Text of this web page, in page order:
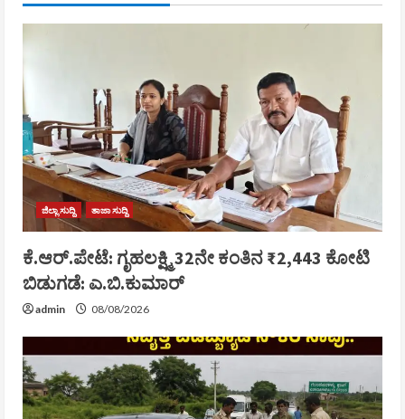
ಜಿಲ್ಲಾ ಸುದ್ದಿ ತಾಜಾ ಸುದ್ದಿ
ಕೆ.ಆರ್.ಪೇಟೆ: ಗೃಹಲಕ್ಷ್ಮಿ 32ನೇ ಕಂತಿನ ₹2,443 ಕೋಟಿ
ಬಿಡುಗಡೆ: ಎ.ಬಿ.ಕುಮಾರ್
admin 08/08/2026